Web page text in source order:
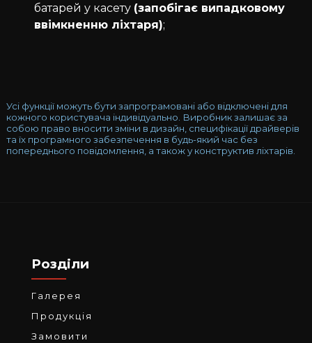
батарей у касету (запобігає випадковому
ввімкненню ліхтаря);
Усі функції можуть бути запрограмовані або відключені для
кожного користувача індивідуально. Виробник залишає за
собою право вносити зміни в дизайн, специфікації драйверів
та їх програмного забезпечення в будь-який час без
попереднього повідомлення, а також у конструктив ліхтарів.
Розділи
Галерея
Продукція
Замовити